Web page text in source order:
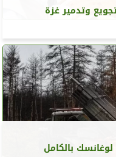
وتدمير غزة
بالكامل